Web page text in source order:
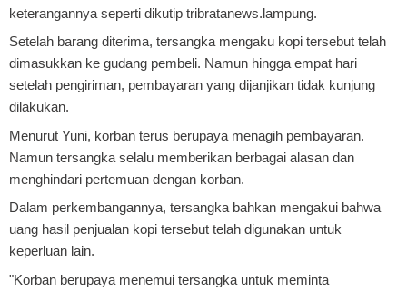
keterangannya seperti dikutip tribratanews.lampung.
Setelah barang diterima, tersangka mengaku kopi tersebut telah
dimasukkan ke gudang pembeli. Namun hingga empat hari
setelah pengiriman, pembayaran yang dijanjikan tidak kunjung
dilakukan.
Menurut Yuni, korban terus berupaya menagih pembayaran.
Namun tersangka selalu memberikan berbagai alasan dan
menghindari pertemuan dengan korban.
Dalam perkembangannya, tersangka bahkan mengakui bahwa
uang hasil penjualan kopi tersebut telah digunakan untuk
keperluan lain.
"Korban berupaya menemui tersangka untuk meminta